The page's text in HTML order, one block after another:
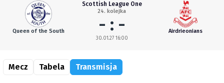
Queen of the South
Scottish League One
24. kolejka
- : -
30.01.27 16:00
Airdrieonians
Mecz Tabela Transmisja